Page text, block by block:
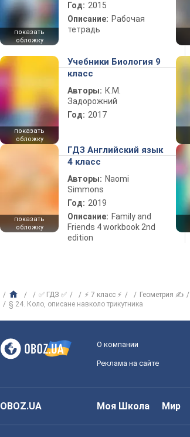
показать
обложку
Год: 2015
Описание: Рабочая
тетрадь
показать
обложку
Учебники Биология 9
класс
Авторы: К.М.
Задорожний
Год: 2017
показать
обложку
ГДЗ Английский язык
4 класс
Авторы: Naomi
Simmons
Год: 2019
Описание: Family and
Friends 4 workbook 2nd
edition
✅ ГДЗ ✅ ⚡ 7 класс ⚡ Геометрия ✍
§ 24. Коло, описане навколо трикутника
О компании
Реклама на сайте
OBOZ.UA Моя Школа Мир